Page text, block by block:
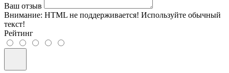
Ваш отзыв
Внимание: HTML не поддерживается! Используйте обычный
текст!
Рейтинг